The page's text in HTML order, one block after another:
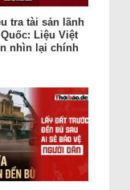
tra tài sản lãnh
Liệu Việt
nhìn lại chính